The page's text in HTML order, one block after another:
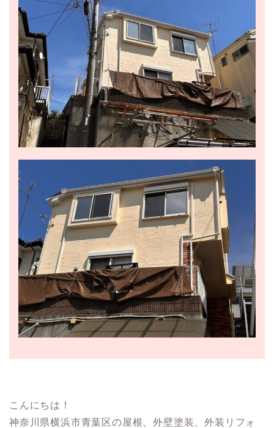
こんにちは！
神奈川県横浜市青葉区の屋根、外壁塗装、外装リフォ